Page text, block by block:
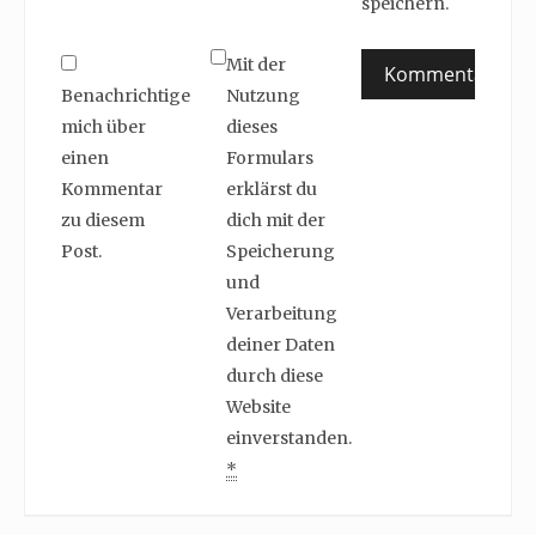
Benachrichtige
mich über
einen
Kommentar
zu diesem
Post.
Mit der
Nutzung
dieses
Formulars
erklärst du
dich mit der
Speicherung
und
Verarbeitung
deiner Daten
durch diese
Website
einverstanden.
*